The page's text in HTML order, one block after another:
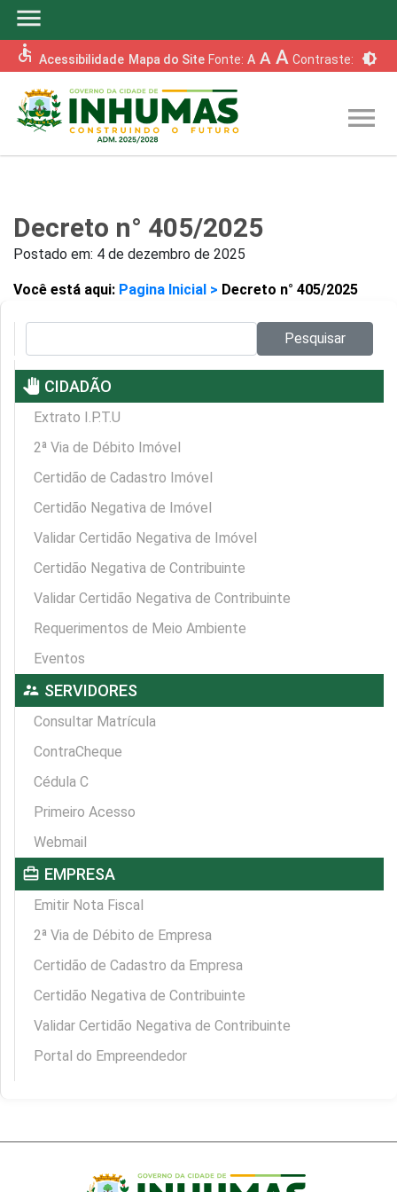
menu
accessible Acessibilidade Mapa do Site Fonte: A A A Contraste: brightness_6
menu
Decreto n° 405/2025
Postado em: 4 de dezembro de 2025
Você está aqui: Pagina Inicial > Decreto n° 405/2025
Pesquisar
pan_tool CIDADÃO
Extrato I.P.T.U
2ª Via de Débito Imóvel
Certidão de Cadastro Imóvel
Certidão Negativa de Imóvel
Validar Certidão Negativa de Imóvel
Certidão Negativa de Contribuinte
Validar Certidão Negativa de Contribuinte
Requerimentos de Meio Ambiente
Eventos
supervisor_account SERVIDORES
Consultar Matrícula
ContraCheque
Cédula C
Primeiro Acesso
Webmail
card_travel EMPRESA
Emitir Nota Fiscal
2ª Via de Débito de Empresa
Certidão de Cadastro da Empresa
Certidão Negativa de Contribuinte
Validar Certidão Negativa de Contribuinte
Portal do Empreendedor